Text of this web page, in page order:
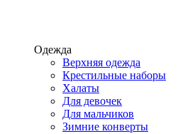
Одежда
Верхняя одежда
Крестильные наборы
Халаты
Для девочек
Для мальчиков
Зимние конверты